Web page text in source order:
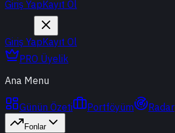
Giriş YapKayıt Ol
Giriş YapKayıt Ol
PRO Üyelik
Ana Menu
Günün Özeti Portföyüm Radar
Fonlar